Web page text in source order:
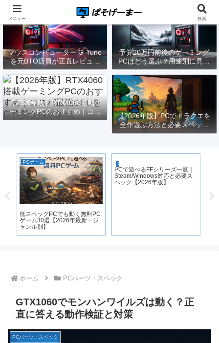
マウスコンピューター G-Tune
を元BTO店員が正直レビュー
｜実際どうなの？
予算20万円前後のゲーミング
PCはどう選ぶ？用途別に見る
構成と注意点【2026年版】
【2026年版】RTX4060搭載ゲ
ーミングPCのおすすめ｜コス
パ最強GPUを自作勢が徹底解
【2026年版】PCでドラクエを
全作遊ぶ方法と必要スペック
｜FF14勢がまとめてみた
PCゲーム
低スペックPCでも動く無料PC
ゲーム30選【2026年最新・ジ
ャンル別】
PCゲーム
PCで遊べるFFシリーズ一覧｜
Steam/Windows対応と必要ス
ペック【2026年版】
ホーム PCパーツ・スペック
GTX1060でモンハンワイルズは動く？正
直に答える動作検証と対策
PCパーツ・スペック
メニュー 検索